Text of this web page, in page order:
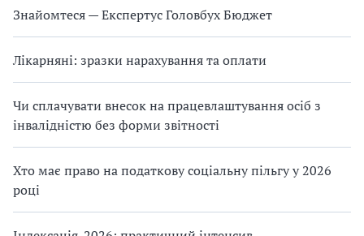
Знайомтеся — Експертус Головбух Бюджет
Лікарняні: зразки нарахування та оплати
Чи сплачувати внесок на працевлаштування осіб з
інвалідністю без форми звітності
Хто має право на податкову соціальну пільгу у 2026
році